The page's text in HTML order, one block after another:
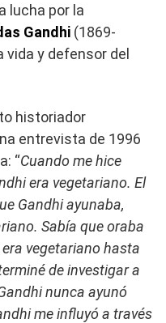
lucha por la
Gandhi (1869-
vida y defensor del
historiador
entrevista de 1996
“Cuando me hice
era vegetariano. El
Gandhi ayunaba,
Sabía que oraba
vegetariano hasta
de investigar a
nunca ayunó
me influyó a través